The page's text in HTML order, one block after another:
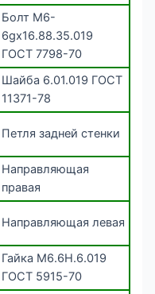
Болт М6-
6gх16.88.35.019
ГОСТ 7798-70
Шайба 6.01.019 ГОСТ
11371-78
Петля задней стенки
Направляющая
правая
Направляющая левая
Гайка М6.6Н.6.019
ГОСТ 5915-70